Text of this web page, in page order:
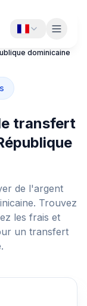
dominicaine
transfert
de l'argent
Trouvez
les frais et
un transfert